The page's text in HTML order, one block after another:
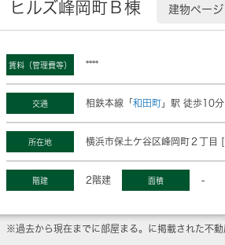
ヒルズ峰岡町Ｂ棟 建物ページ
賃料（管理費等） ****
交通 相鉄本線「 和田町 」駅 徒歩10分
所在地 横浜市保土ケ谷区峰岡町２丁目 [
階建 2階建 面積 -
※過去から現在までに部屋まる。に掲載された不